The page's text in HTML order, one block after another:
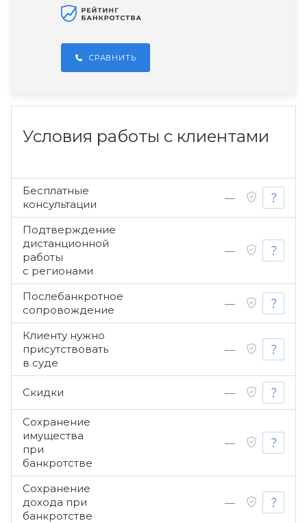
СРАВНИТЬ
Условия работы с клиентами
Бесплатные
консультации
—
Подтверждение
дистанционной
работы
с регионами
—
Послебанкротное
сопровождение
—
Клиенту нужно
присутствовать
в суде
—
Скидки —
Сохранение
имущества
при
банкротстве
—
Сохранение
дохода при
банкротстве
—